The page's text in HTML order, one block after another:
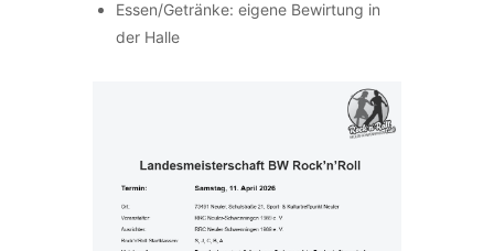
Essen/Getränke: eigene Bewirtung in
der Halle